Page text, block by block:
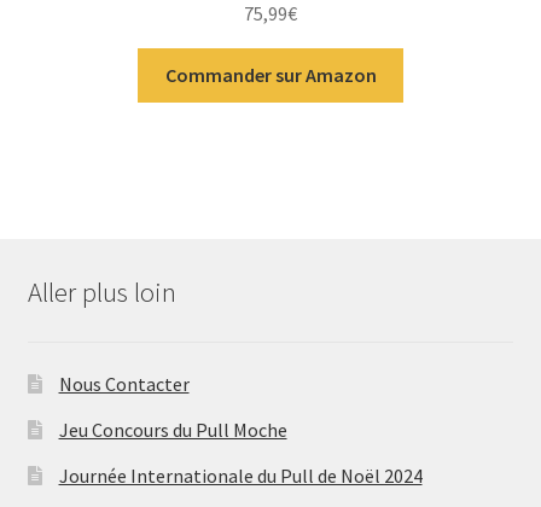
75,99€
Commander sur Amazon
Aller plus loin
Nous Contacter
Jeu Concours du Pull Moche
Journée Internationale du Pull de Noël 2024